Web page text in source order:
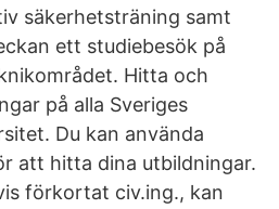
säkerhetsträning samt
ett studiebesök på
Hitta och
på alla Sveriges
Du kan använda
att hitta dina utbildningar.
förkortat civ.ing., kan